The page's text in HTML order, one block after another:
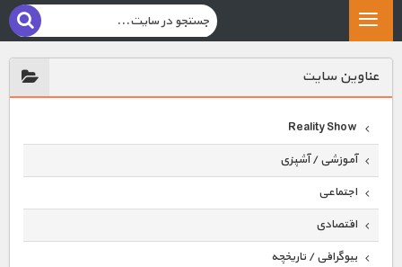
عناوين سايت
Reality Show
آموزشی / آشپزی
اجتماعی
اقتصادی
بیوگرافی / تاریخچه